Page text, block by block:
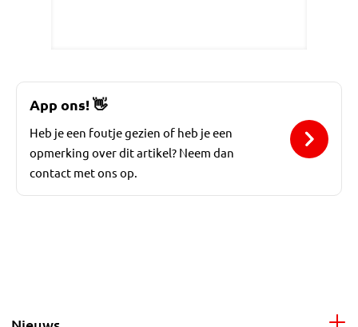
App ons!👋
Heb je een foutje gezien of heb je een
opmerking over dit artikel? Neem dan
contact met ons op.